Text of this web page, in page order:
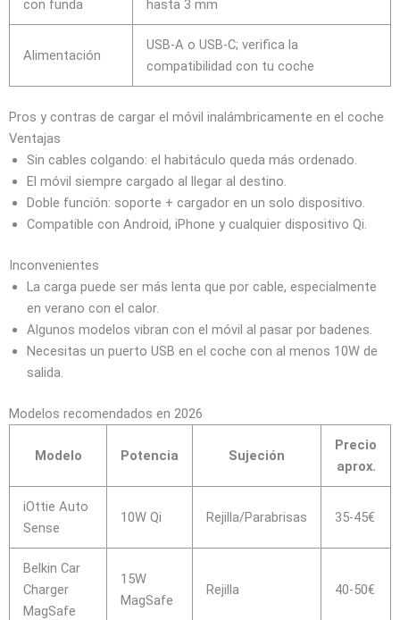
con funda hasta 3 mm
Alimentación
USB-A o USB-C; verifica la
compatibilidad con tu coche
Pros y contras de cargar el móvil inalámbricamente en el coche
Ventajas
Sin cables colgando: el habitáculo queda más ordenado.
El móvil siempre cargado al llegar al destino.
Doble función: soporte + cargador en un solo dispositivo.
Compatible con Android, iPhone y cualquier dispositivo Qi.
Inconvenientes
La carga puede ser más lenta que por cable, especialmente
en verano con el calor.
Algunos modelos vibran con el móvil al pasar por badenes.
Necesitas un puerto USB en el coche con al menos 10W de
salida.
Modelos recomendados en 2026
Modelo Potencia Sujeción
Precio
aprox.
iOttie Auto
Sense
10W Qi Rejilla/Parabrisas 35-45€
Belkin Car
Charger
MagSafe
15W
MagSafe
Rejilla 40-50€